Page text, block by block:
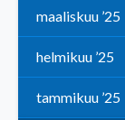
maaliskuu ’25
helmikuu ’25
tammikuu ’25